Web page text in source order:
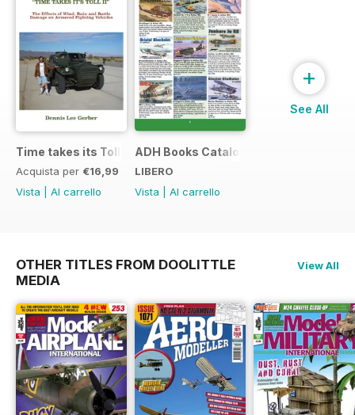
Time takes its Toll AFV
Acquista per €16,99
Vista
Al carrello
ADH Books Catalogue
LIBERO
Vista
Al carrello
+
See All
OTHER TITLES FROM DOOLITTLE
MEDIA
View All